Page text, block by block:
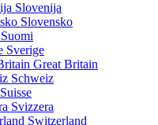
Slovenija
Slovensko
Suomi
Sverige
Great Britain
Schweiz
Suisse
Svizzera
Switzerland